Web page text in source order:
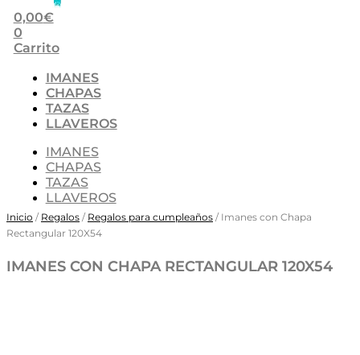
0,00€
0
Carrito
IMANES
CHAPAS
TAZAS
LLAVEROS
IMANES
CHAPAS
TAZAS
LLAVEROS
Inicio / Regalos / Regalos para cumpleaños / Imanes con Chapa
Rectangular 120X54
IMANES CON CHAPA RECTANGULAR 120X54